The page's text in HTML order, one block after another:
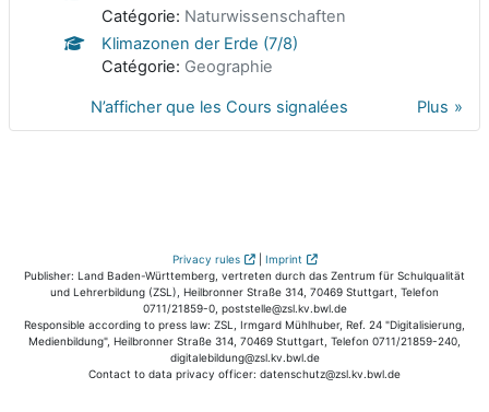
Catégorie: Naturwissenschaften
Klimazonen der Erde (7/8)
Catégorie: Geographie
Plus
N’afficher que les Cours signalées
Privacy rules | Imprint
Publisher: Land Baden-Württemberg, vertreten durch das Zentrum für Schulqualität
und Lehrerbildung (ZSL), Heilbronner Straße 314, 70469 Stuttgart, Telefon
0711/21859-0, poststelle@zsl.kv.bwl.de
Responsible according to press law: ZSL, Irmgard Mühlhuber, Ref. 24 "Digitalisierung,
Medienbildung", Heilbronner Straße 314, 70469 Stuttgart, Telefon 0711/21859-240,
digitalebildung@zsl.kv.bwl.de
Contact to data privacy officer: datenschutz@zsl.kv.bwl.de